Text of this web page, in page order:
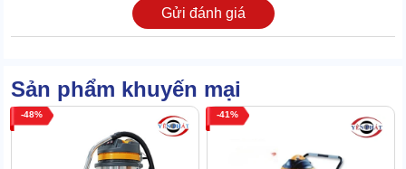
máy hút bụi nhà xưởng công nghiệp
Gửi đánh giá
Sản phẩm khuyến mại
48 41